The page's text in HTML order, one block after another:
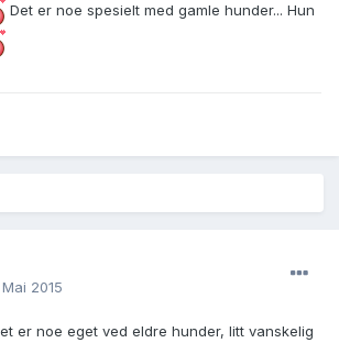
Det er noe spesielt med gamle hunder... Hun
2015
er noe eget ved eldre hunder, litt vanskelig